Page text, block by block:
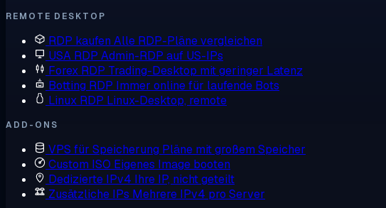
REMOTE DESKTOP
RDP kaufen Alle RDP-Pläne vergleichen
USA RDP Admin-RDP auf US-IPs
Forex RDP Trading-Desktop mit geringer Latenz
Botting RDP Immer online für laufende Bots
Linux RDP Linux-Desktop, remote
ADD-ONS
VPS für Speicherung Pläne mit großem Speicher
Custom ISO Eigenes Image booten
Dedizierte IPv4 Ihre IP, nicht geteilt
Zusätzliche IPs Mehrere IPv4 pro Server